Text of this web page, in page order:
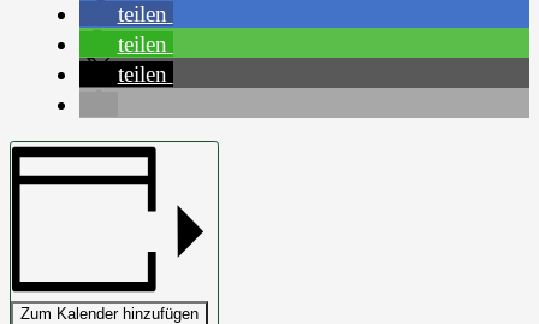
teilen
teilen
teilen
Zum Kalender hinzufügen